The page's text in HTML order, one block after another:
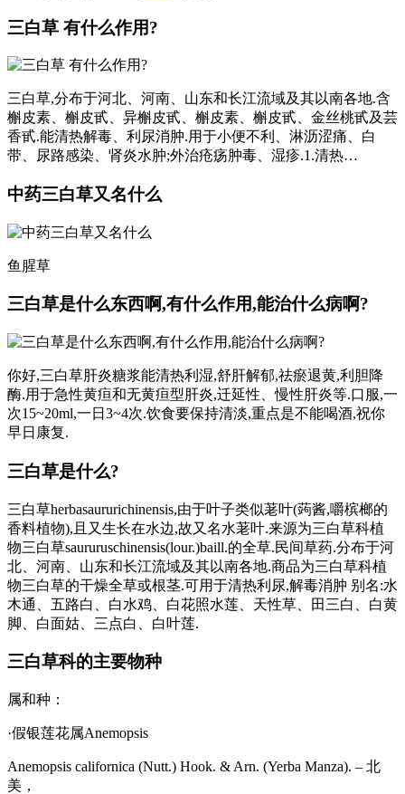
三白草 有什么作用?
三白草,分布于河北、河南、山东和长江流域及其以南各地.含
槲皮素、槲皮甙、异槲皮甙、槲皮素、槲皮甙、金丝桃甙及芸
香甙.能清热解毒、利尿消肿.用于小便不利、淋沥涩痛、白
带、尿路感染、肾炎水肿;外治疮疡肿毒、湿疹.1.清热…
中药三白草又名什么
鱼腥草
三白草是什么东西啊,有什么作用,能治什么病啊?
你好,三白草肝炎糖浆能清热利湿,舒肝解郁,祛瘀退黄,利胆降
酶.用于急性黄疸和无黄疸型肝炎,迁延性、慢性肝炎等.口服,一
次15~20ml,一日3~4次.饮食要保持清淡,重点是不能喝酒,祝你
早日康复.
三白草是什么?
三白草herbasaururichinensis,由于叶子类似荖叶(蒟酱,嚼槟榔的
香料植物),且又生长在水边,故又名水荖叶.来源为三白草科植
物三白草saururuschinensis(lour.)baill.的全草.民间草药.分布于河
北、河南、山东和长江流域及其以南各地.商品为三白草科植
物三白草的干燥全草或根茎.可用于清热利尿,解毒消肿 别名:水
木通、五路白、白水鸡、白花照水莲、天性草、田三白、白黄
脚、白面姑、三点白、白叶莲.
三白草科的主要物种
属和种：
·假银莲花属Anemopsis
Anemopsis californica (Nutt.) Hook. & Arn. (Yerba Manza). – 北
美，